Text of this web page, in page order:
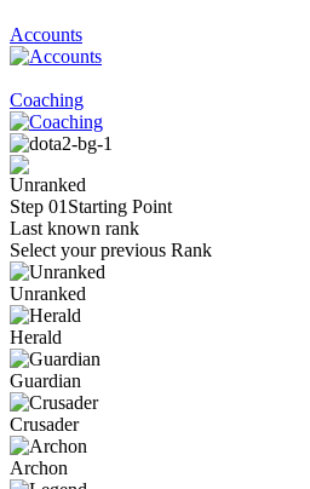
Accounts
Coaching
Step 01 Starting Point
Last known rank
Select your previous Rank
Unranked
Herald
Guardian
Crusader
Archon